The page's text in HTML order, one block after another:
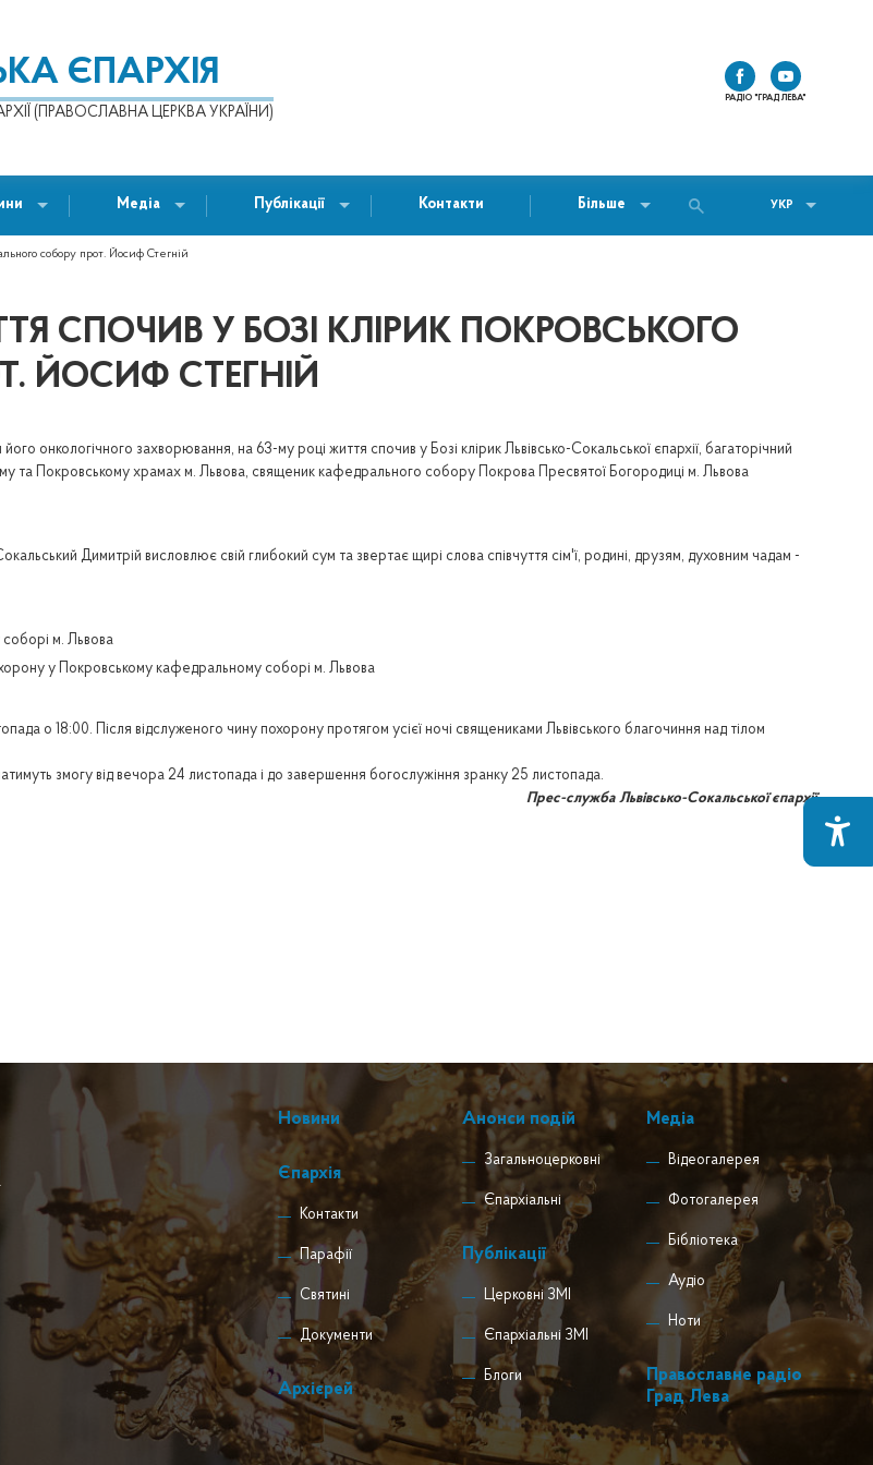
ЄПАРХІЯ
(ПРАВОСЛАВНА ЦЕРКВА УКРАЇНИ)
РАДІО "ГРАД ЛЕВА"
Медіа Публікації Контакти Більше УКР
собору прот. Йосиф Стегній
СПОЧИВ У БОЗІ КЛІРИК ПОКРОВСЬКОГО
ЙОСИФ СТЕГНІЙ
онкологічного захворювання, на 63-му році життя спочив у Бозі клірик Львівсько-Сокальської єпархії, багаторічний
та Покровському храмах м. Львова, священик кафедрального собору Покрова Пресвятої Богородиці м. Львова
Димитрій висловлює свій глибокий сум та звертає щирі слова співчуття сім'ї, родині, друзям, духовним чадам -
м. Львова
у Покровському кафедральному соборі м. Львова
о 18:00. Після відслуженого чину похорону протягом усієї ночі священиками Львівського благочиння над тілом
змогу від вечора 24 листопада і до завершення богослужіння зранку 25 листопада.
Прес-служба Львівсько-Сокальської єпархії
Новини
Єпархія
Контакти
Парафії
Святині
Документи
Архієрей
Анонси подій
Загальноцерковні
Єпархіальні
Публікації
Церковні ЗМІ
Єпархіальні ЗМІ
Блоги
Медіа
Відеогалерея
Фотогалерея
Бібліотека
Аудіо
Ноти
Православне радіо
Град Лева